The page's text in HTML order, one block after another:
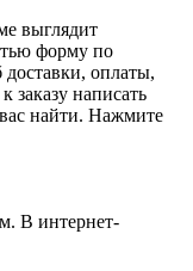
выглядит
форму по
доставки, оплаты,
заказу написать
найти. Нажмите
В интернет-